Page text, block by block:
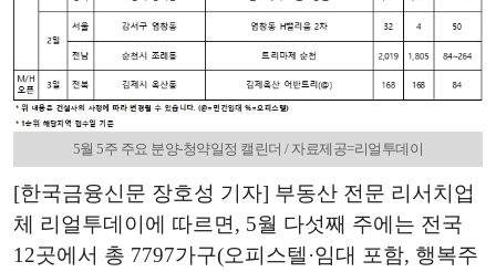
5월 5주 주요 분양-청약일정 캘린더 / 자료제공=리얼투데이
[한국금융신문 장호성 기자] 부동산 전문 리서치업
체 리얼투데이에 따르면, 5월 다섯째 주에는 전국
12곳에서 총 7797가구(오피스텔·임대 포함, 행복주